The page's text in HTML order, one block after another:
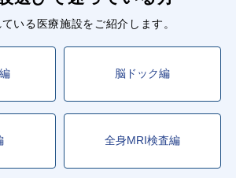
いる医療施設をご紹介します。
脳ドック編
全身MRI検査編